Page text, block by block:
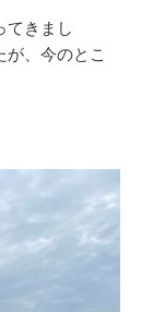
てきまし
、今のとこ